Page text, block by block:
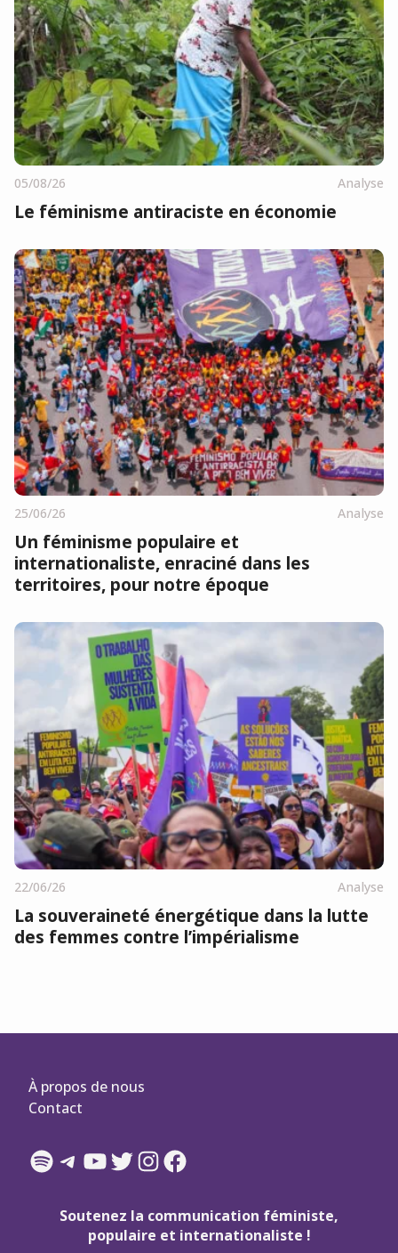
05/08/26 Analyse
Le féminisme antiraciste en économie
25/06/26 Analyse
Un féminisme populaire et
internationaliste, enraciné dans les
territoires, pour notre époque
22/06/26 Analyse
La souveraineté énergétique dans la lutte
des femmes contre l’impérialisme
À propos de nous
Contact
Spotify
Telegram
YouTube
Twitter
Instagram
Facebook
Soutenez la communication féministe,
populaire et internationaliste !